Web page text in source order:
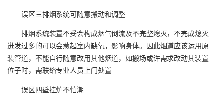
误区三排烟系统可随意搬动和调整
排烟系统装置不妥会构成烟气倒流及不完整熄灭，不完成熄灭
迸发过多的可以会惹起室内缺氧，影响身体。因此烟道应该运用原
装管道，不能自行随意改用其他烟道，如搬场或许需求改动其装置
位子时，需联络专业人员上门处置
误区四壁挂炉不怕潮